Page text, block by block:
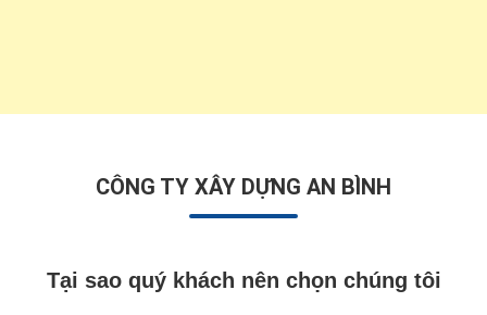
CÔNG TY XÂY DỰNG AN BÌNH
Tại sao quý khách nên chọn chúng tôi